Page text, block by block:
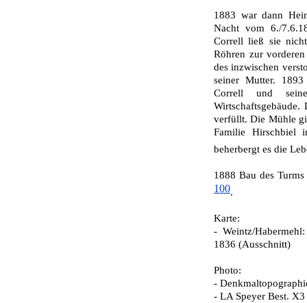
1883 war dann
Nacht vom 6./
Correll ließ sie
Röhren zur
des inzwischen
seiner Mutter.
Correll und
verfüllt. Die Mühle
Fa­milie Hirschbiel
beherbergt es die
1888 Bau des
100.
Karte:
- Weintz/
1836 (Ausschnitt)
Photo:
-
- LA Speyer Best.